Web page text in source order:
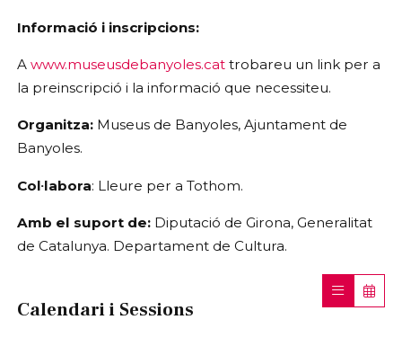
Informació i inscripcions:
A www.museusdebanyoles.cat trobareu un link per a
la preinscripció i la informació que necessiteu.
Organitza: Museus de Banyoles, Ajuntament de
Banyoles.
Col·labora: Lleure per a Tothom.
Amb el suport de: Diputació de Girona, Generalitat
de Catalunya. Departament de Cultura.
Calendari i Sessions